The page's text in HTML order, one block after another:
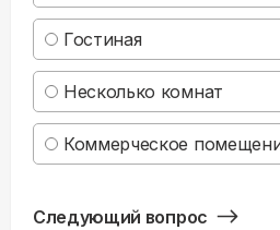
Гостиная
Несколько комнат
Коммерческое
Следующий вопрос